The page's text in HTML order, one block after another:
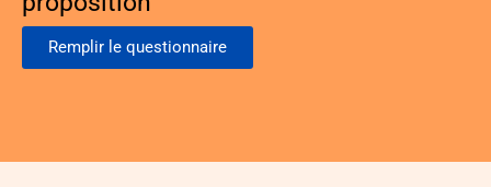
Remplir le questionnaire